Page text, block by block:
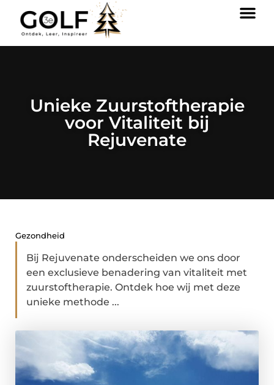
Unieke Zuurstoftherapie
voor Vitaliteit bij
Rejuvenate
Gezondheid
Bij Rejuvenate onderscheiden we ons door
een exclusieve benadering van vitaliteit met
zuurstoftherapie. Ontdek hoe wij met deze
unieke methode ...